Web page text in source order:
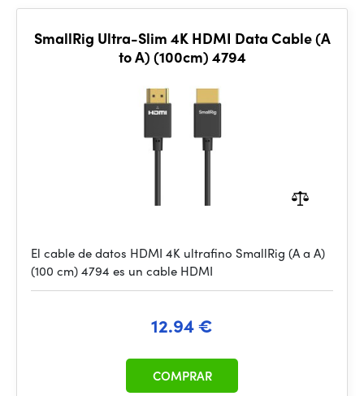
SmallRig Ultra-Slim 4K HDMI Data Cable (A
to A) (100cm) 4794
El cable de datos HDMI 4K ultrafino SmallRig (A a A)
(100 cm) 4794 es un cable HDMI
12.94 €
COMPRAR